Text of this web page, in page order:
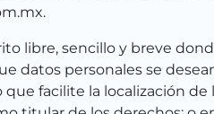
libre, sencillo y breve
datos personales se
facilite la localización